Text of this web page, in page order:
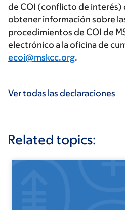
de COI (conflicto de interés)
obtener información sobre
procedimientos de COI de
electrónico a la oficina de
ecoi@mskcc.org.
Ver todas las declaraciones
Related topics: